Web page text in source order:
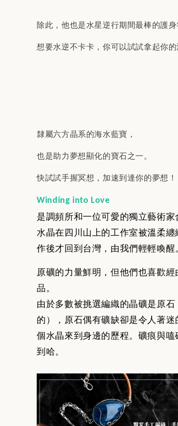
除此，他也是水星逆行期間最棒的護身
想要水逆不卡卡，你可以試試拿起你的
隸屬六方晶系的海水藍寶，
也是助力夢想顯化的寶石之一。
快試試手握冥想，加速到達你的夢想！
Winding into Love
是調頻所和一位可愛的獨立藝術家
水晶在四川山上的工作室被溫柔
作後才回到台灣，由我們輕輕喚醒
原礦的力量鮮明，但他們也喜歡
品。
由於多數被挑選編織的晶礦是原
的）， 原石偶有礦缺卻是令人著
個水晶來到身邊的歷程。礦痕與
到哈。